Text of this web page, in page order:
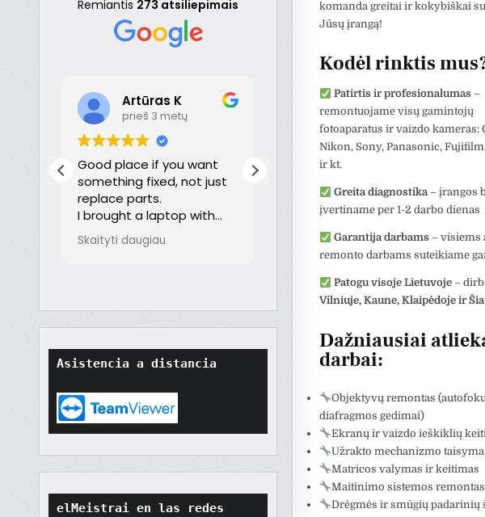
Remiantis 273 atsiliepimais
prieš 3 metų
Šis naudotojas paliko tik
įvertinimą.
Donatas Krv
prieš 3 metų
Puikiai!
Asistencia a distancia
elMeistrai en las redes
komanda greitai ir kokybiškai
Jūsų įrangą!
Kodėl rinktis
Patirtis ir profesionalumas–
remontuojame visų gamintojų
fotoaparatus ir vaizdo kameras:
Nikon, Sony, Panasonic,
ir kt.
Greita diagnostika– įrangos
įvertiname per 1-2 darbo dienas
Garantija darbams– visiems
remonto darbams suteikiame
Patogu visoje Lietuvoje–
Vilniuje, Kaune, Klaipėdoje ir
Dažniausiai
darbai:
Objektyvų remontas
diafragmos gedimai)
Ekranų ir vaizdo ieškiklių
Užrakto mechanizmo
Matricos valymas ir keitimas
Maitinimo sistemos remontas
Drėgmės ir smūgių padarinių